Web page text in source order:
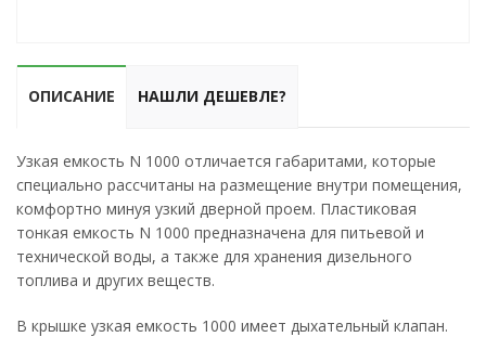
ОПИСАНИЕ НАШЛИ ДЕШЕВЛЕ?
Узкая емкость N 1000 отличается габаритами, которые
специально рассчитаны на размещение внутри помещения,
комфортно минуя узкий дверной проем. Пластиковая
тонкая емкость N 1000 предназначена для питьевой и
технической воды, а также для хранения дизельного
топлива и других веществ.
В крышке узкая емкость 1000 имеет дыхательный клапан.